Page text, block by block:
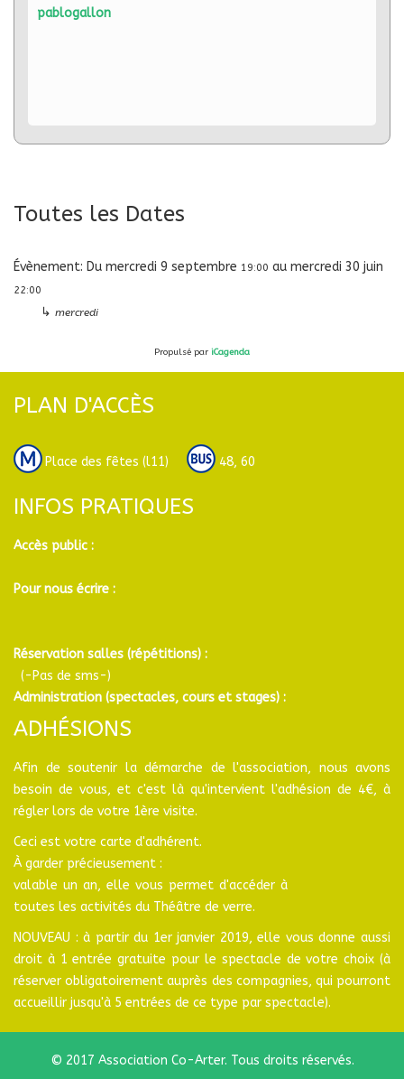
pablogallon
Toutes les Dates
Évènement: Du mercredi 9 septembre 19:00 au mercredi 30 juin
22:00
↳ mercredi
Propulsé par iCagenda
PLAN D'ACCÈS
Place des fêtes (l11) 48, 60
INFOS PRATIQUES
Accès public :
Pour nous écrire :
Réservation salles (répétitions) :
(-Pas de sms-)
Administration (spectacles, cours et stages) :
ADHÉSIONS
Afin de soutenir la démarche de l'association, nous avons
besoin de vous, et c'est là qu'intervient l'adhésion de 4€, à
régler lors de votre 1ère visite.
Ceci est votre carte d'adhérent.
À garder précieusement :
valable un an, elle vous permet d'accéder à
toutes les activités du Théâtre de verre.
NOUVEAU : à partir du 1er janvier 2019, elle vous donne aussi
droit à 1 entrée gratuite pour le spectacle de votre choix (à
réserver obligatoirement auprès des compagnies, qui pourront
accueillir jusqu'à 5 entrées de ce type par spectacle).
© 2017 Association Co-Arter. Tous droits réservés.